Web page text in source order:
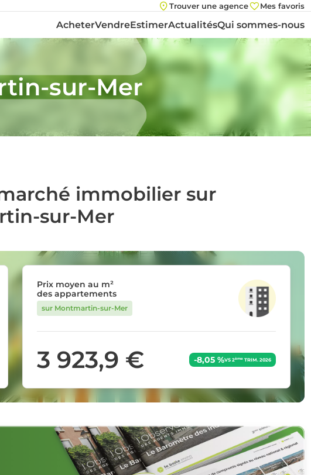
Trouver une agence Mes favoris
AcheterVendreEstimerActualitésQui sommes-nous
sur-Mer
immobilier sur
sur-Mer
Prix moyen au m²
des appartements
sur Montmartin-sur-Mer
3 923,9 € -8,05 %VS 2èmeTRIM. 2026